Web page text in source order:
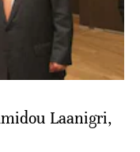
Laanigri,